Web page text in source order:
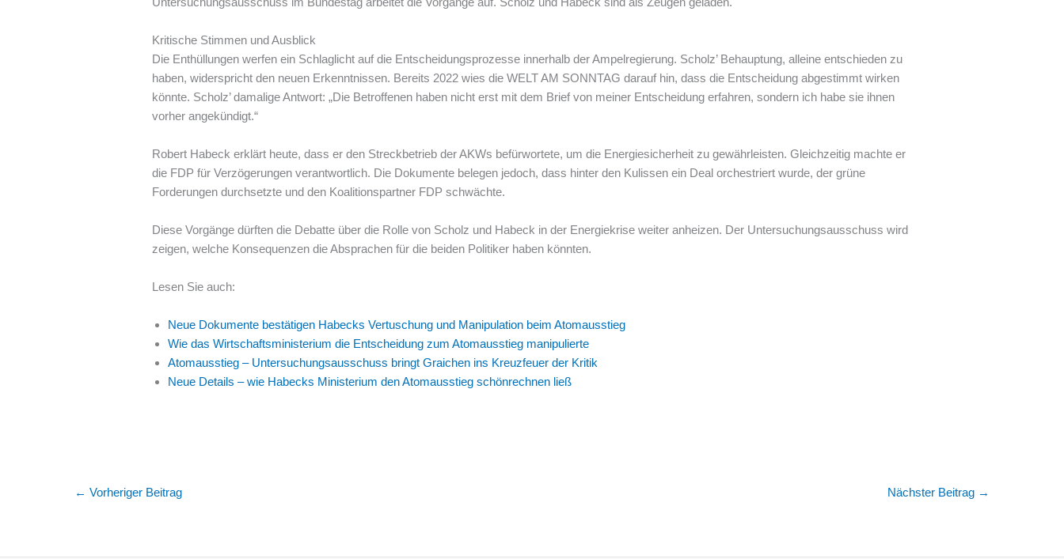
Kritische Stimmen und Ausblick
Die Enthüllungen werfen ein Schlaglicht auf die Entscheidungsprozesse innerhalb der Ampelregierung. Scholz’ Behauptung, alleine entschieden zu
haben, widerspricht den neuen Erkenntnissen. Bereits 2022 wies die WELT AM SONNTAG darauf hin, dass die Entscheidung abgestimmt wirken
könnte. Scholz’ damalige Antwort: „Die Betroffenen haben nicht erst mit dem Brief von meiner Entscheidung erfahren, sondern ich habe sie ihnen
vorher angekündigt.“
Robert Habeck erklärt heute, dass er den Streckbetrieb der AKWs befürwortete, um die Energiesicherheit zu gewährleisten. Gleichzeitig machte er
die FDP für Verzögerungen verantwortlich. Die Dokumente belegen jedoch, dass hinter den Kulissen ein Deal orchestriert wurde, der grüne
Forderungen durchsetzte und den Koalitionspartner FDP schwächte.
Diese Vorgänge dürften die Debatte über die Rolle von Scholz und Habeck in der Energiekrise weiter anheizen. Der Untersuchungsausschuss wird
zeigen, welche Konsequenzen die Absprachen für die beiden Politiker haben könnten.
Lesen Sie auch:
Neue Dokumente bestätigen Habecks Vertuschung und Manipulation beim Atomausstieg
Wie das Wirtschaftsministerium die Entscheidung zum Atomausstieg manipulierte
Atomausstieg – Untersuchungsausschuss bringt Graichen ins Kreuzfeuer der Kritik
Neue Details – wie Habecks Ministerium den Atomausstieg schönrechnen ließ
← Vorheriger Beitrag Nächster Beitrag →